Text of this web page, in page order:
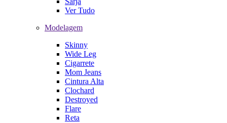
Ver Tudo
Modelagem
Skinny
Wide Leg
Cigarrete
Mom Jeans
Cintura Alta
Clochard
Destroyed
Flare
Reta